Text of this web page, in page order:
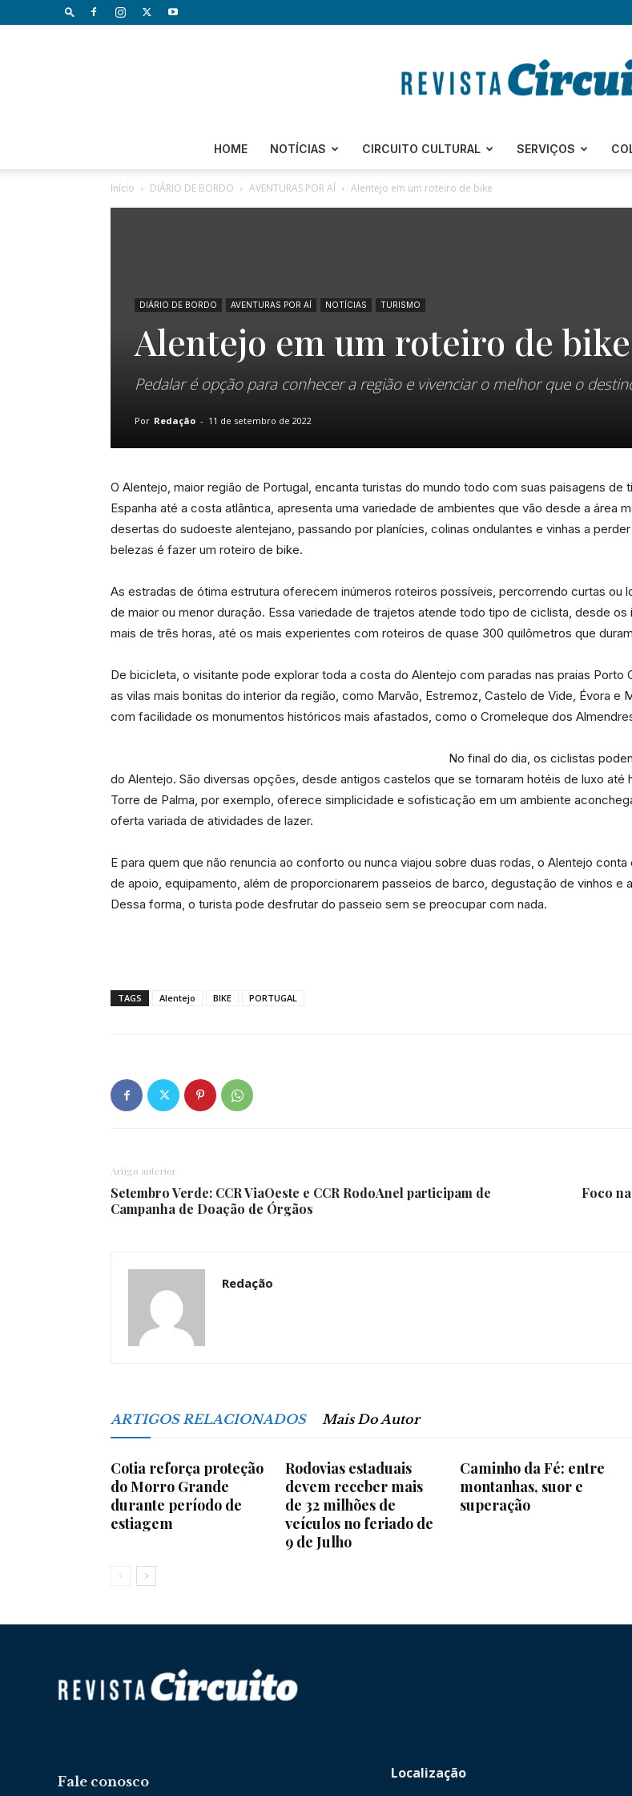
Revista
–
Notícias
da
Granja
HOME NOTÍCIAS CIRCUITO CULTURAL SERVIÇOS
Início DIÁRIO DE BORDO AVENTURAS POR AÍ Alentejo em um roteiro de bike
DIÁRIO DE BORDO AVENTURAS POR AÍ NOTÍCIAS TURISMO
Alentejo em um roteiro de bike
Pedalar é opção para conhecer a região e vivenciar o melhor que o
Por Redação - 11 de setembro de 2022
O Alentejo, maior região de Portugal, encanta turistas do mundo todo com suas paisagens
Espanha até a costa atlântica, apresenta uma variedade de ambientes que vão desde a área
desertas do sudoeste alentejano, passando por planícies, colinas ondulantes e vinhas a
belezas é fazer um roteiro de bike.
As estradas de ótima estrutura oferecem inúmeros roteiros possíveis, percorrendo curtas ou
de maior ou menor duração. Essa variedade de trajetos atende todo tipo de ciclista, desde
mais de três horas, até os mais experientes com roteiros de quase 300 quilômetros que
De bicicleta, o visitante pode explorar toda a costa do Alentejo com paradas nas praias
as vilas mais bonitas do interior da região, como Marvão, Estremoz, Castelo de Vide, Évora
com facilidade os monumentos históricos mais afastados, como o Cromeleque dos
No final do dia, os ciclistas
do Alentejo. São diversas opções, desde antigos castelos que se tornaram hotéis de luxo
Torre de Palma, por exemplo, oferece simplicidade e sofisticação em um ambiente
oferta variada de atividades de lazer.
E para quem que não renuncia ao conforto ou nunca viajou sobre duas rodas, o Alentejo
de apoio, equipamento, além de proporcionarem passeios de barco, degustação de vinhos
Dessa forma, o turista pode desfrutar do passeio sem se preocupar com nada.
TAGS Alentejo BIKE PORTUGAL
Artigo anterior
Setembro Verde: CCR ViaOeste e CCR RodoAnel participam de
Campanha de Doação de Órgãos
Foco
Redação
ARTIGOS RELACIONADOS Mais Do Autor
Cotia reforça proteção
do Morro Grande
durante período de
estiagem
Rodovias estaduais
devem receber mais
de 32 milhões de
veículos no feriado de
9 de Julho
Caminho da Fé: entre
montanhas, suor e
superação
Fale conosco Localização